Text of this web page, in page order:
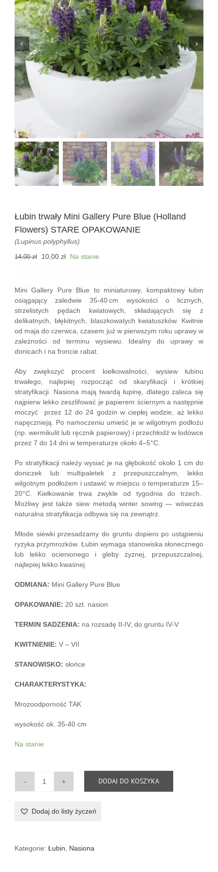
Łubin trwały Mini Gallery Pure Blue (Holland
Flowers) STARE OPAKOWANIE
(Lupinus polyphyllus)
14,00zł
Pierwotna
14,00 zł.
10,00 złAktualna
10,00 zł.
Na stanie
Mini Gallery Pure Blue to miniaturowy, kompaktowy łubin
osiągający zaledwie 35-40 cm wysokości o licznych,
strzelistych pędach kwiatowych, składających się z
delikatnych, błękitnych, blaszkowatych kwiatuszków. Kwitnie
od maja do czerwca, czasem już w pierwszym roku uprawy w
zależności od terminu wysiewu. Idealny do uprawy w
donicach i na froncie rabat.
Aby zwiększyć procent kiełkowalności, wysiew łubinu
trwałego, najlepiej rozpocząć od skaryfikacji i krótkiej
stratyfikacji. Nasiona mają twardą łupinę, dlatego zaleca się
najpierw lekko zeszlifować je papierem ściernym a następnie
moczyć przez 12 do 24 godzin w ciepłej wodzie, aż lekko
napęcznieją. Po namoczeniu umieść je w wilgotnym podłożu
(np. wermikulit lub ręcznik papierowy) i przechłodź w lodówce
przez 7 do 14 dni w temperaturze około 4–5°C.
Po stratyfikacji należy wysiać je na głębokość około 1 cm do
doniczek lub multipaletek z przepuszczalnym, lekko
wilgotnym podłożem i ustawić w miejscu o temperaturze 15–
20°C. Kiełkowanie trwa zwykle od tygodnia do trzech.
Możliwy jest także siew metodą winter sowing — wówczas
naturalna stratyfikacja odbywa się na zewnątrz.
Młode siewki przesadzamy do gruntu dopiero po ustąpieniu
ryzyka przymrozków. Łubin wymaga stanowiska słonecznego
lub lekko ocienionego i gleby żyznej, przepuszczalnej,
najlepiej lekko kwaśnej.
ODMIANA: Mini Gallery Pure Blue
OPAKOWANIE: 20 szt. nasion
TERMIN SADZENIA: na rozsadę II-IV, do gruntu IV-V
KWITNIENIE: V – VII
STANOWISKO: słońce
CHARAKTERYSTYKA:
Mrozoodporność TAK
wysokość ok. 35-40 cm
Na stanie
ilość
Mini
Blue
DODAJ DO KOSZYKA
Dodaj do listy życzeń
Kategorie: Łubin Nasiona